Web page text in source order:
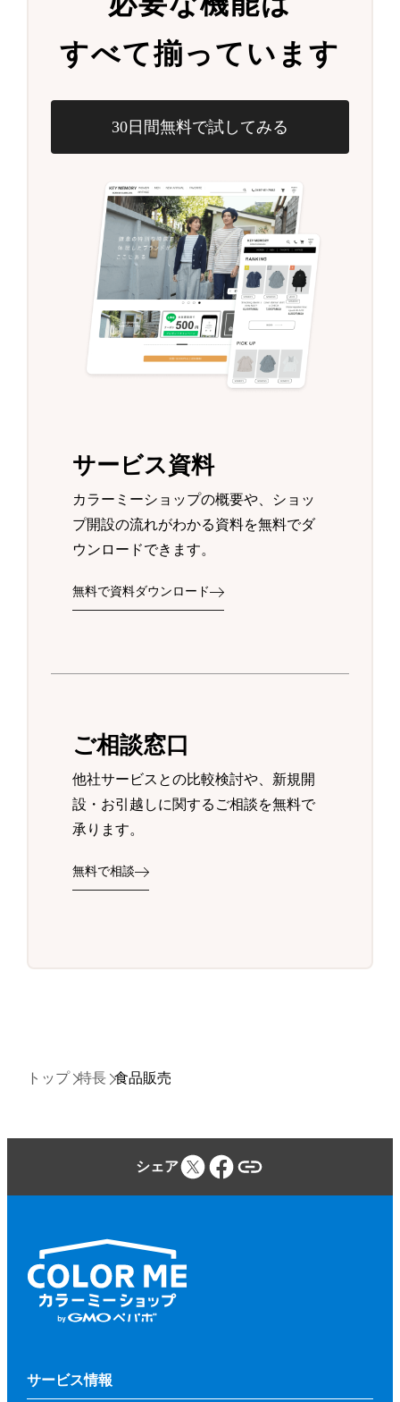
すべて揃っています
30日間無料で試してみる
サービス資料
カラーミーショップの概要や、ショッ
プ開設の流れがわかる資料を無料でダ
ウンロードできます。
無料で資料ダウンロード
ご相談窓口
他社サービスとの比較検討や、新規開
設・お引越しに関するご相談を無料で
承ります。
無料で相談
トップ 特長 食品販売
シェア
サービス情報